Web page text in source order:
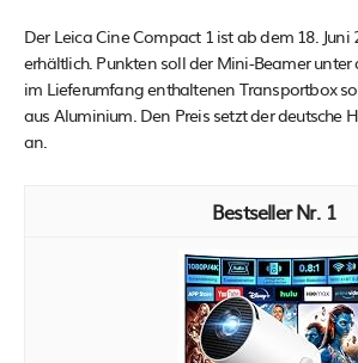
Der Leica Cine Compact 1 ist ab dem 18. Juni
erhältlich. Punkten soll der Mini-Beamer
im Lieferumfang enthaltenen Transportbox
aus Aluminium. Den Preis setzt der deutsche
an.
1